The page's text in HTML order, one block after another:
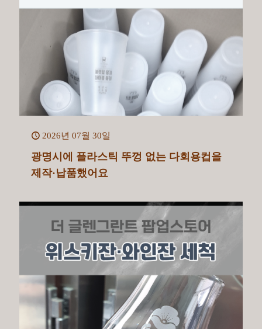
2026년 07월 30일
광명시에 플라스틱 뚜껑 없는 다회용컵을
제작·납품했어요